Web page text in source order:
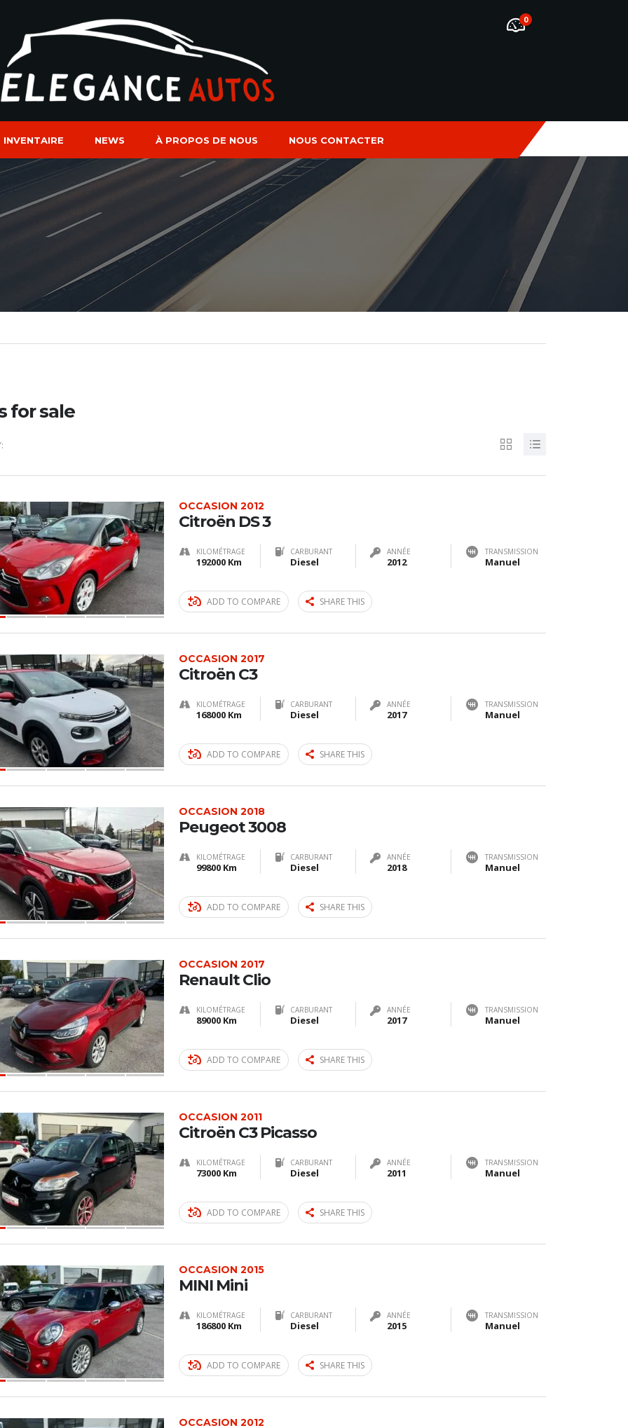
0
INVENTAIRE NEWS À PROPOS DE NOUS NOUS CONTACTER
for sale
OCCASION 2012
Citroën DS 3
KILOMÉTRAGE
192000 Km
CARBURANT
Diesel
ANNÉE
2012
TRANSMISSION
Manuel
ADD TO COMPARE SHARE THIS
OCCASION 2017
Citroën C3
KILOMÉTRAGE
168000 Km
CARBURANT
Diesel
ANNÉE
2017
TRANSMISSION
Manuel
ADD TO COMPARE SHARE THIS
OCCASION 2018
Peugeot 3008
KILOMÉTRAGE
99800 Km
CARBURANT
Diesel
ANNÉE
2018
TRANSMISSION
Manuel
ADD TO COMPARE SHARE THIS
OCCASION 2017
Renault Clio
KILOMÉTRAGE
89000 Km
CARBURANT
Diesel
ANNÉE
2017
TRANSMISSION
Manuel
ADD TO COMPARE SHARE THIS
OCCASION 2011
Citroën C3 Picasso
KILOMÉTRAGE
73000 Km
CARBURANT
Diesel
ANNÉE
2011
TRANSMISSION
Manuel
ADD TO COMPARE SHARE THIS
OCCASION 2015
MINI Mini
KILOMÉTRAGE
186800 Km
CARBURANT
Diesel
ANNÉE
2015
TRANSMISSION
Manuel
ADD TO COMPARE SHARE THIS
OCCASION 2012